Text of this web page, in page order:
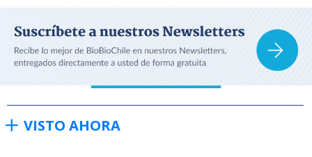
VISTO AHORA